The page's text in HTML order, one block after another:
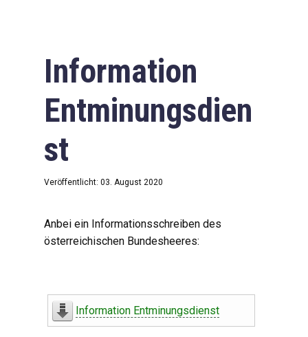
Information
Entminungsdien
st
Veröffentlicht: 03. August 2020
Anbei ein Informationsschreiben des
österreichischen Bundesheeres:
Information Entminungsdienst